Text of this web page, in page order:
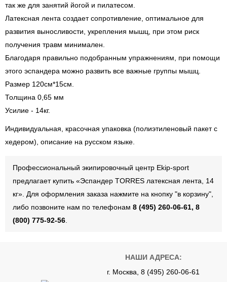
так же для занятий йогой и пилатесом.
Латексная лента создает сопротивление, оптимальное для
развития выносливости, укрепления мышц, при этом риск
получения травм минимален.
Благодаря правильно подобранным упражнениям, при помощи
этого эспандера можно развить все важные группы мышц.
Размер 120см*15см.
Толщина 0,65 мм
Усилие - 14кг.
Индивидуальная, красочная упаковка (полиэтиленовый пакет с
хедером), описание на русском языке.
Профессиональный экипировочный центр Ekip-sport
предлагает купить «Эспандер TORRES латексная лента, 14
кг». Для оформления заказа нажмите на кнопку "в корзину",
либо позвоните нам по телефонам 8 (495) 260-06-61, 8
(800) 775-92-56
НАШИ АДРЕСА:
г. Москва, 8 (495) 260-06-61